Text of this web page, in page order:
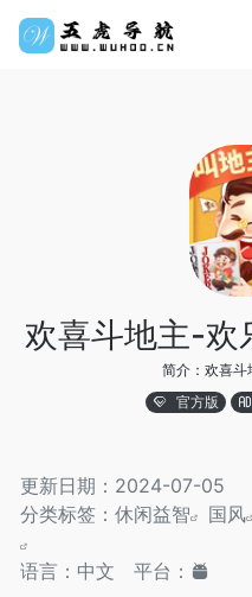
欢喜斗地主-欢
简介：欢喜
官方版
更新日期：2024-07-05
分类标签： 休闲益智 国风
语言：中文 平台：